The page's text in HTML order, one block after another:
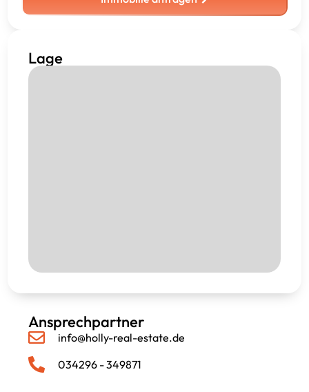
Lage
Ansprechpartner
info@holly-real-estate.de
034296 - 349871